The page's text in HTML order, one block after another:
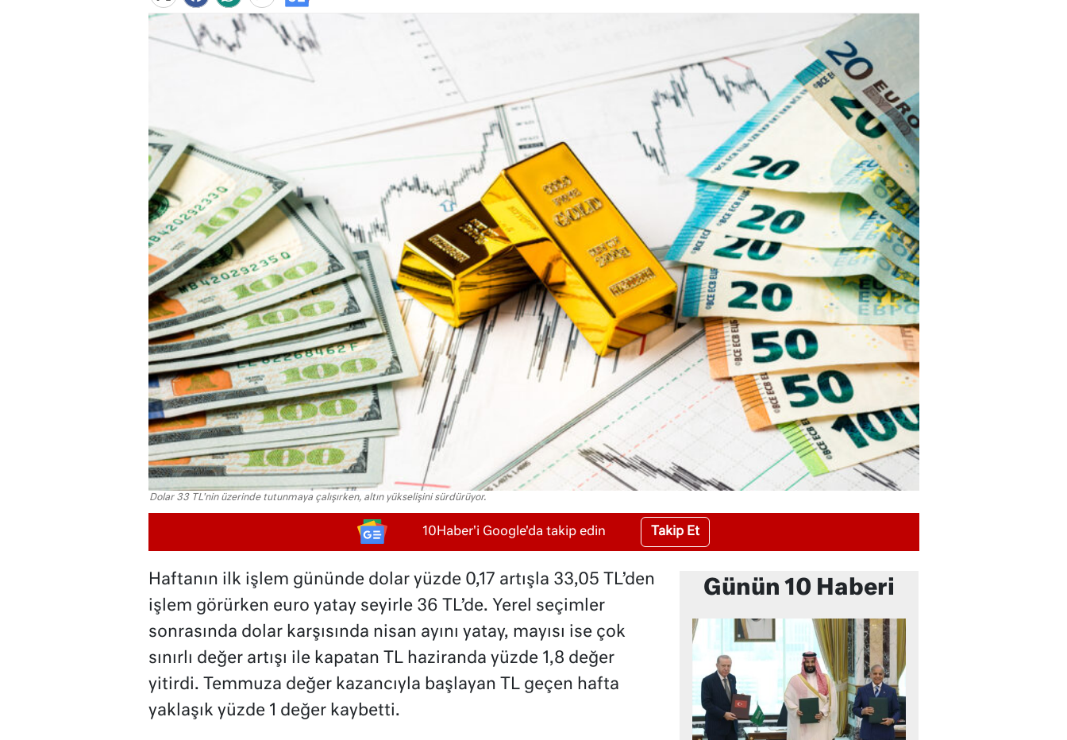
Dolar 33 TL'nin üzerinde tutunmaya çalışırken, altın yükselişini sürdürüyor.
10Haber'i Google'da takip edin Takip Et
Haftanın ilk işlem gününde dolar yüzde 0,17 artışla 33,05 TL’den
işlem görürken euro yatay seyirle 36 TL’de. Yerel seçimler
sonrasında dolar karşısında nisan ayını yatay, mayısı ise çok
sınırlı değer artışı ile kapatan TL haziranda yüzde 1,8 değer
yitirdi. Temmuza değer kazancıyla başlayan TL geçen hafta
yaklaşık yüzde 1 değer kaybetti.
Günün 10 Haberi